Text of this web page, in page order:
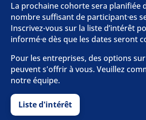
La prochaine cohorte sera planifiée
nombre suffisant de participant·es
Inscrivez-vous sur la liste d’intérêt
informé·e dès que les dates seront
Pour les entreprises, des options
peuvent s'offrir à vous. Veuillez
notre équipe.
Liste d'intérêt